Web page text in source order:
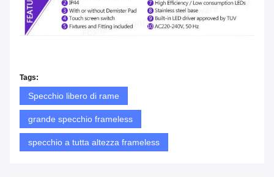
Tags:
Specchio libero di rame
grande specchio frameless
specchio a tutta altezza frameless